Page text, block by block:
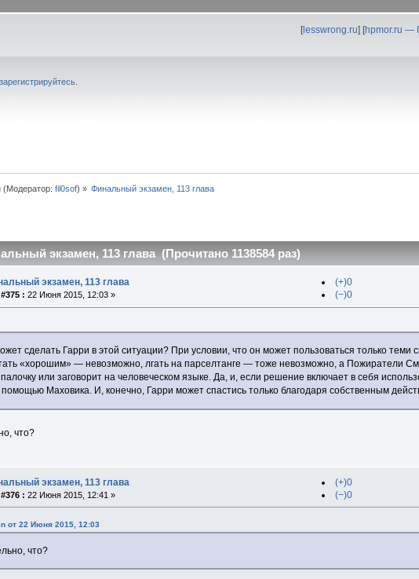
[lesswrong.ru] [hpmor.ru —
зарегистрируйтесь
(Модератор:fil0sof) » Финальный экзамен, 113 глава
экзамен, 113 глава (Прочитано 1138584 раз)
экзамен, 113 глава
: 22 Июня 2015, 12:03 »
(+)0
(−)0
сделать Гарри в этой ситуации? При условии, что он может пользоваться только
«хорошим» — невозможно, лгать на парселтанге — тоже невозможно, а Пожиратели
или заговорит на человеческом языке. Да, и, если решение включает в себя
помощью Маховика. И, конечно, Гарри может спастись только благодаря собственным
что?
экзамен, 113 глава
: 22 Июня 2015, 12:41 »
(+)0
(−)0
от 22 Июня 2015, 12:03
что?